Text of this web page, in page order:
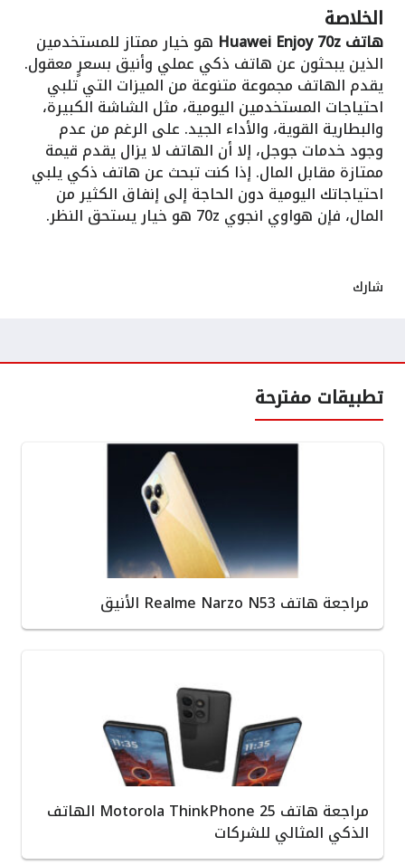
الخلاصة
هاتف Huawei Enjoy 70z هو خيار ممتاز للمستخدمين
الذين يبحثون عن هاتف ذكي عملي وأنيق بسعرٍ معقول.
يقدم الهاتف مجموعة متنوعة من الميزات التي تلبي
احتياجات المستخدمين اليومية، مثل الشاشة الكبيرة،
والبطارية القوية، والأداء الجيد. على الرغم من عدم
وجود خدمات جوجل، إلا أن الهاتف لا يزال يقدم قيمة
ممتازة مقابل المال. إذا كنت تبحث عن هاتف ذكي يلبي
احتياجاتك اليومية دون الحاجة إلى إنفاق الكثير من
المال، فإن هواوي انجوي 70z هو خيار يستحق النظر.
شارك
تطبيقات مفترحة
مراجعة هاتف Realme Narzo N53 الأنيق
مراجعة هاتف Motorola ThinkPhone 25 الهاتف
الذكي المثالي للشركات